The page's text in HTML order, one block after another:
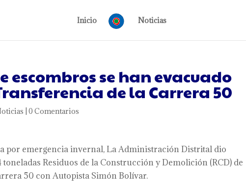
Inicio Noticias
escombros se han evacuado
de la Carrera 50
|0 Comentarios
por emergencia invernal, La Administración Distrital dio
Residuos de la Construcción y Demolición (RCD) de
50 con Autopista Simón Bolívar.